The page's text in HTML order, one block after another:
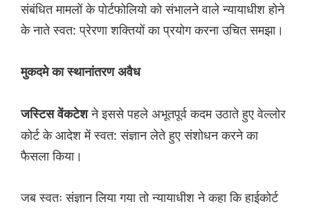
संबंधित मामलों के पोर्टफोलियो को संभालने वाले न्यायाधीश होने
के नाते स्वत: प्रेरणा शक्तियों का प्रयोग करना उचित समझा।
मुकदमे का स्थानांतरण अवैध
जस्टिस वेंकटेशने इससे पहले अभूतपूर्व कदम उठाते हुए वेल्लोर
कोर्ट के आदेश में स्वत: संज्ञान लेते हुए संशोधन करने का
फैसला किया।
जब स्वतः संज्ञान लिया गया तो न्यायाधीश ने कहा कि हाईकोर्ट